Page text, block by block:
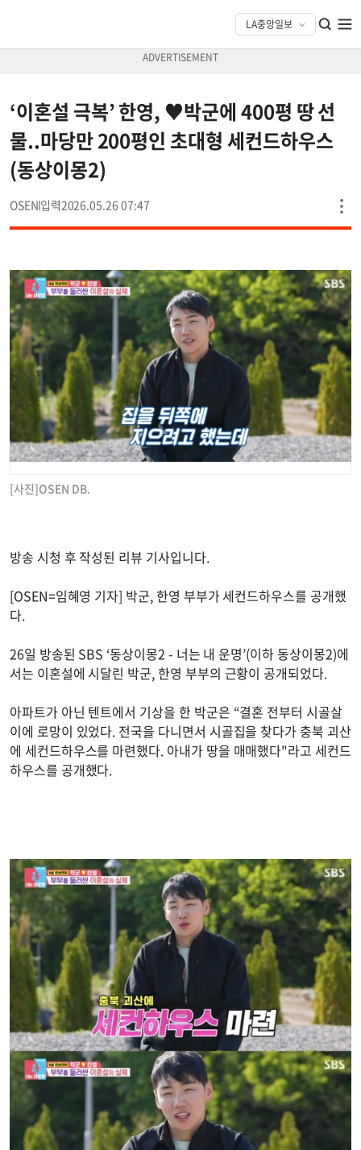
‘이혼설 극복’ 한영, ♥박군에 400평 땅 선
물..마당만 200평인 초대형 세컨드하우스
(동상이몽2)
OSEN 2026.05.26 07:47
[사진]OSEN DB.
방송 시청 후 작성된 리뷰 기사입니다.
[OSEN=임혜영 기자] 박군, 한영 부부가 세컨드하우스를 공개했
다.
26일 방송된 SBS ‘동상이몽2 - 너는 내 운명’(이하 동상이몽2)에
서는 이혼설에 시달린 박군, 한영 부부의 근황이 공개되었다.
아파트가 아닌 텐트에서 기상을 한 박군은 “결혼 전부터 시골살
이에 로망이 있었다. 전국을 다니면서 시골집을 찾다가 충북 괴산
에 세컨드하우스를 마련했다. 아내가 땅을 매매했다"라고 세컨드
하우스를 공개했다.